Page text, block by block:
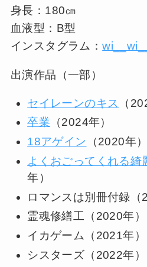
身長：180㎝
血液型：B型
インスタグラム：
出演作品（一部）
セイレーンのキス
（
卒業 （2024年）
18アゲイン （2020年）
よくおごってくれる綺
年）
ロマンスは別冊付録（
霊魂修繕工（2020年）
イカゲーム（2021年）
シスターズ（2022年）